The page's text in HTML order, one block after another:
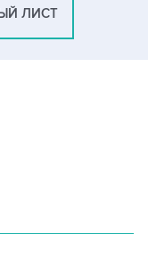
ЛИСТ